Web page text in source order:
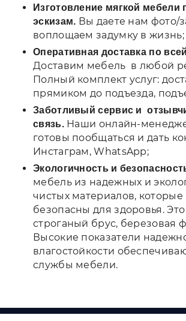
Изготовление мягкой мебели
эскизам. Вы даете нам фото/
воплощаем задумку в жизнь;
Оперативная доставка по
Доставим мебель в любой
Полный комплект услуг:
прямиком до подъезда,
Заботливый сервис и
связь.Наши онлайн-
готовы пообщаться и дать
Инстаграм, WhatsApp;
Экологичность и
мебель из надежных и
чистых материалов,
безопасны для здоровья.
строганый брус, березовая
Высокие показатели
влагостойкости
службы мебели.